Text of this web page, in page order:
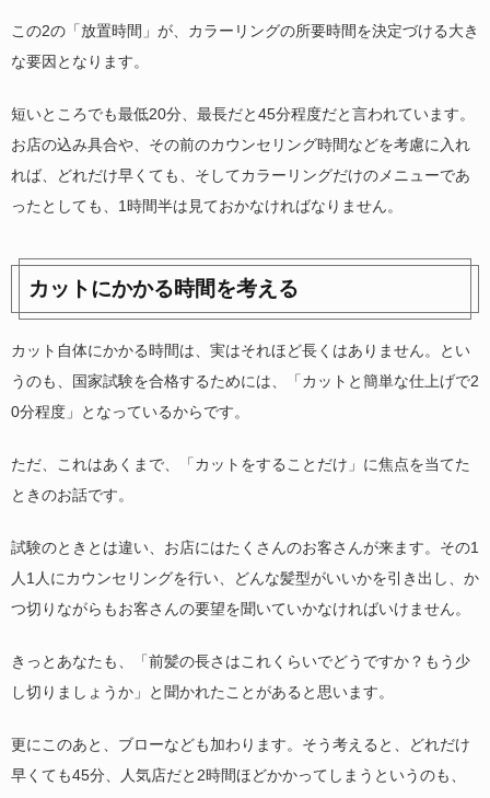
この2の「放置時間」が、カラーリングの所要時間を決定づける大き
な要因となります。
短いところでも最低20分、最長だと45分程度だと言われています。
お店の込み具合や、その前のカウンセリング時間などを考慮に入れ
れば、どれだけ早くても、そしてカラーリングだけのメニューであ
ったとしても、1時間半は見ておかなければなりません。
カットにかかる時間を考える
カット自体にかかる時間は、実はそれほど長くはありません。とい
うのも、国家試験を合格するためには、「カットと簡単な仕上げで2
0分程度」となっているからです。
ただ、これはあくまで、「カットをすることだけ」に焦点を当てた
ときのお話です。
試験のときとは違い、お店にはたくさんのお客さんが来ます。その1
人1人にカウンセリングを行い、どんな髪型がいいかを引き出し、か
つ切りながらもお客さんの要望を聞いていかなければいけません。
きっとあなたも、「前髪の長さはこれくらいでどうですか？もう少
し切りましょうか」と聞かれたことがあると思います。
更にこのあと、ブローなども加わります。そう考えると、どれだけ
早くても45分、人気店だと2時間ほどかかってしまうというのも、